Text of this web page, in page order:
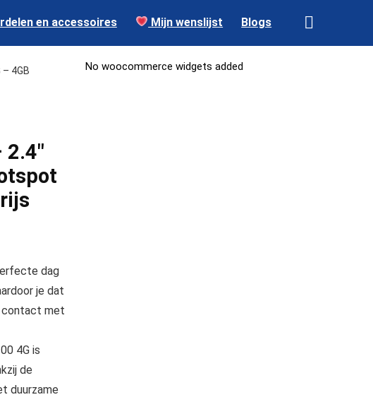
en accessoires Mijn wenslijst Blogs
– 4GB
dag
je dat
contact met
4G is
de
duurzame
No woocommerce widgets added